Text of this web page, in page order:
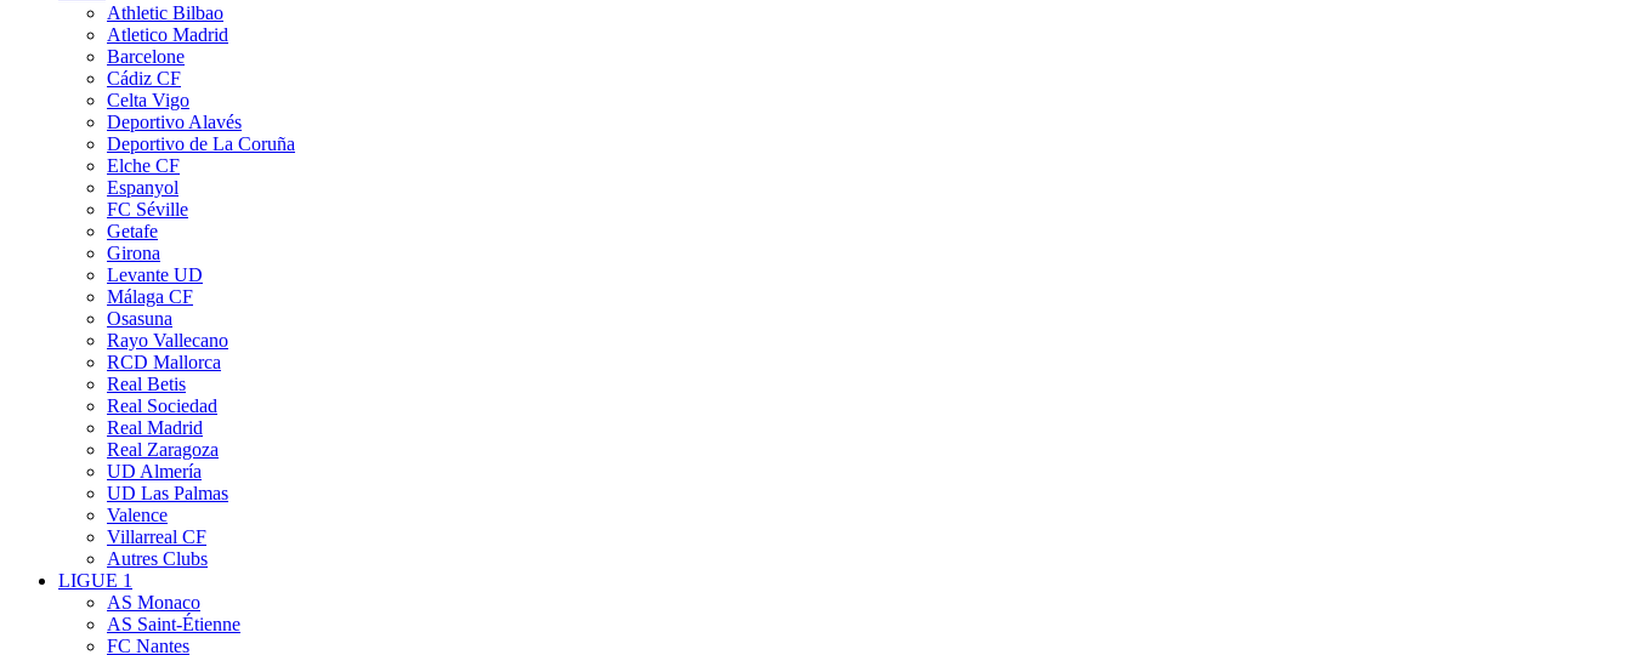
Athletic Bilbao
Atletico Madrid
Barcelone
Cádiz CF
Celta Vigo
Deportivo Alavés
Deportivo de La Coruña
Elche CF
Espanyol
FC Séville
Getafe
Girona
Levante UD
Málaga CF
Osasuna
Rayo Vallecano
RCD Mallorca
Real Betis
Real Sociedad
Real Madrid
Real Zaragoza
UD Almería
UD Las Palmas
Valence
Villarreal CF
Autres Clubs
LIGUE 1
AS Monaco
AS Saint-Étienne
FC Nantes